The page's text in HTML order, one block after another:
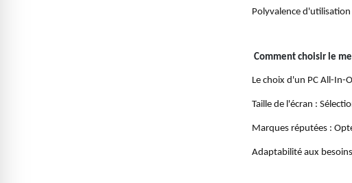
Polyvalence
Comment choisir le
Le choix d'un PC All-In-
Taille de l'écran :
Marques réputées :
Adaptabilité aux